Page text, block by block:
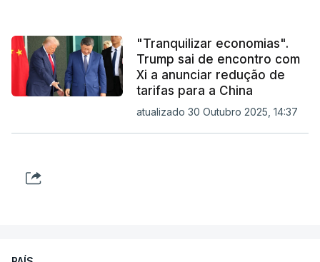
"Tranquilizar economias".
Trump sai de encontro com
Xi a anunciar redução de
tarifas para a China
atualizado 30 Outubro 2025, 14:37